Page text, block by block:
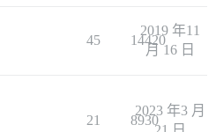
45 14420
2019 年11
月 16 日
21 8930
2023 年3 月